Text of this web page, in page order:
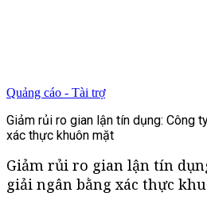
Quảng cáo - Tài trợ
Giảm rủi ro gian lận tín dụng: Công
xác thực khuôn mặt
Giảm rủi ro gian lận tín
giải ngân bằng xác thực